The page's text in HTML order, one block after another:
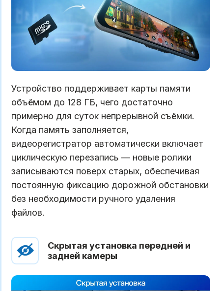
Устройство поддерживает карты памяти
объёмом до 128 ГБ, чего достаточно
примерно для суток непрерывной съёмки.
Когда память заполняется,
видеорегистратор автоматически включает
циклическую перезапись — новые ролики
записываются поверх старых, обеспечивая
постоянную фиксацию дорожной обстановки
без необходимости ручного удаления
файлов.
Скрытая установка передней и
задней камеры